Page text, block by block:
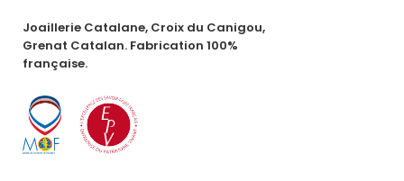
Joaillerie Catalane, Croix du Canigou,
Grenat Catalan. Fabrication 100%
française.